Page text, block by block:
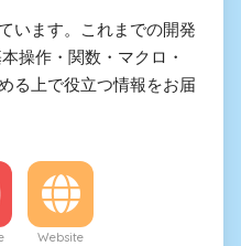
います。これまでの開発
操作・関数・マクロ・
る上で役立つ情報をお届
Website